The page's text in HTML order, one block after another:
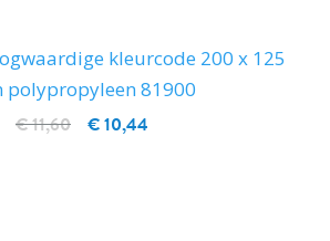
kleurcode 200 x 125
polypropyleen 81900
€ 10,44
€ 11,60